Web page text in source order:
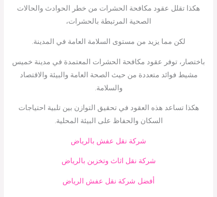
هكذا تقلل عقود مكافحة الحشرات من خطر الحوادث والحالات
الصحية المرتبطة بالحشرات،
لكن مما يزيد من مستوى السلامة العامة في المدينة.
باختصار، توفر عقود مكافحة الحشرات المعتمدة في مدينة خميس
مشيط فوائد متعددة من حيث الصحة العامة والبيئة والاقتصاد
والسلامة.
هكذا تساعد هذه العقود في تحقيق التوازن بين تلبية احتياجات
السكان والحفاظ على البيئة المحلية.
شركة نقل عفش بالرياض
شركة نقل اثاث وتخزين بالرياض
أفضل شركة نقل عفش الرياض